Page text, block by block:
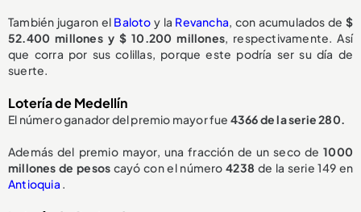
También jugaron el Baloto y la Revancha, con acumulados de $
52.400 millones y $ 10.200 millones, respectivamente. Así
que corra por sus colillas, porque este podría ser su día de
suerte.
Lotería de Medellín
El número ganador del premio mayor fue 4366 de la serie 280.
Además del premio mayor, una fracción de un seco de1000
millones de pesos cayó con el número4238 de la serie 149 en
Antioquia .